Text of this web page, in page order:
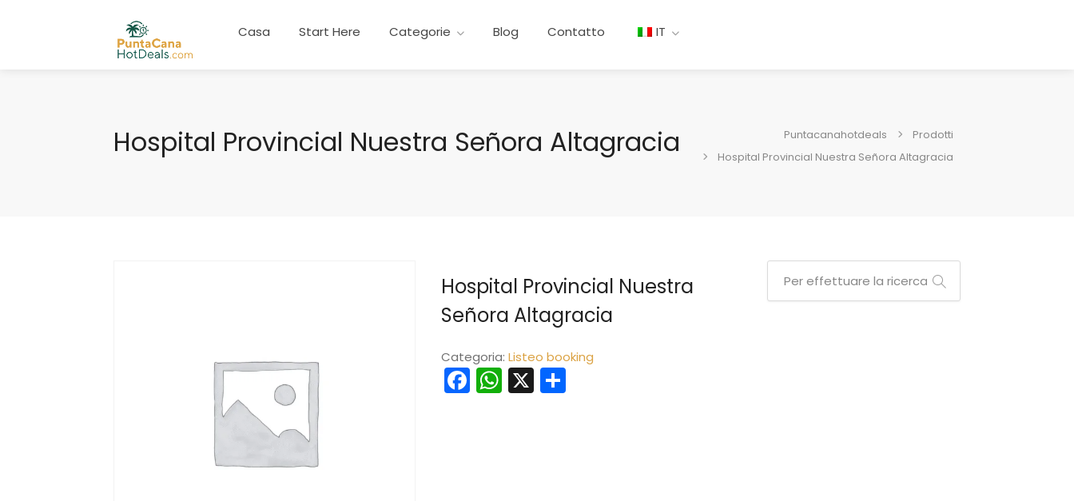
Casa Start Here Categorie Blog Contatto IT
Hospital Provincial Nuestra Señora Altagracia Puntacanahotdeals
Prodotti
Hospital Provincial Nuestra Señora Altagracia
Hospital Provincial Nuestra
Señora Altagracia
Categoria: Listeo booking
Facebook
WhatsApp
X Condividi